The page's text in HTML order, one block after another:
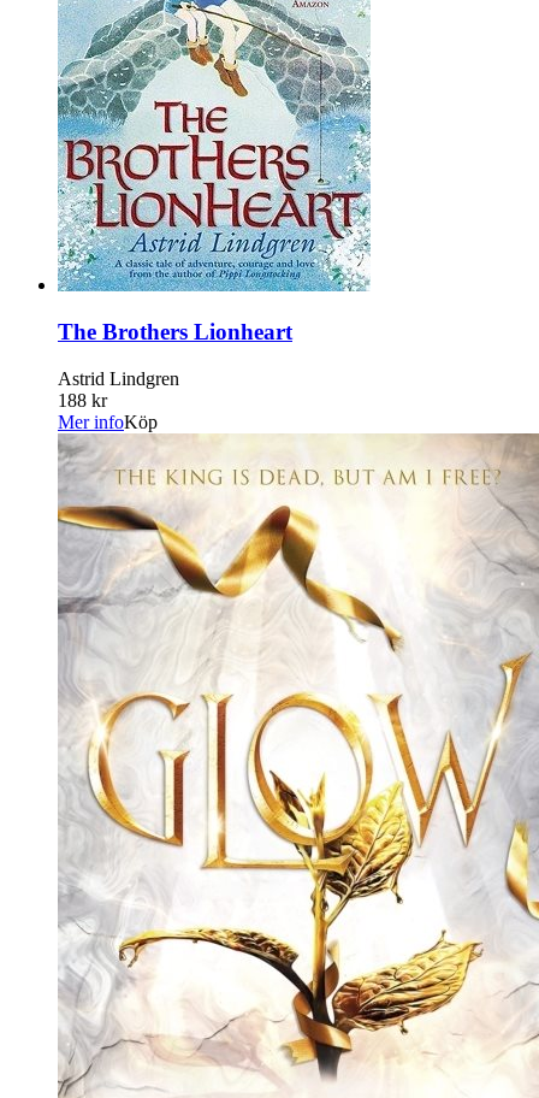
The Brothers Lionheart
Astrid Lindgren
188 kr
Mer infoKöp